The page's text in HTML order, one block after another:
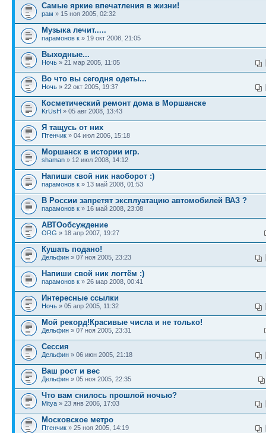
Самые яркие впечатления в жизни!
рам » 15 ноя 2005, 02:32
Музыка лечит.....
парамонов к » 19 окт 2008, 21:05
Выходные...
Ночь » 21 мар 2005, 11:05
Во что вы сегодня одеты...
Ночь » 22 окт 2005, 19:37
Косметический ремонт дома в Моршанске
KrUsH » 05 авг 2008, 13:43
Я тащусь от них
Птенчик » 04 июл 2006, 15:18
Моршанск в истории игр.
shaman » 12 июл 2008, 14:12
Напиши свой ник наоборот :)
парамонов к » 13 май 2008, 01:53
В России запретят эксплуатацию автомобилей ВАЗ ?
парамонов к » 16 май 2008, 23:08
АВТОобсуждение
ORG » 18 апр 2007, 19:27
Кушать подано!
Дельфин » 07 ноя 2005, 23:23
Напиши свой ник логтём :)
парамонов к » 26 мар 2008, 00:41
Интересные ссылки
Ночь » 05 апр 2005, 11:32
Мой рекорд!Красивые числа и не только!
Дельфин » 07 ноя 2005, 23:31
Сессия
Дельфин » 06 июн 2005, 21:18
Ваш рост и вес
Дельфин » 05 ноя 2005, 22:35
Что вам снилось прошлой ночью?
Mitya » 23 янв 2006, 17:03
Московское метро
Птенчик » 25 ноя 2005, 14:19